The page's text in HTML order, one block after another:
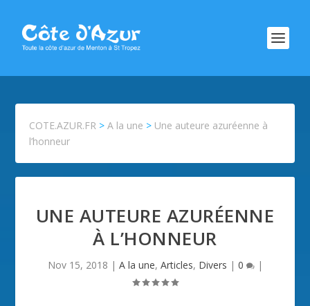
COTE.AZUR.FR >A la une > Une auteure azuréenne à
l’honneur
UNE AUTEURE AZURÉENNE
À L’HONNEUR
Nov 15, 2018 | A la une, Articles, Divers | 0 |